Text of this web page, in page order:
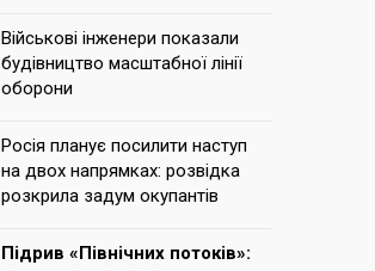
Військові інженери показали
будівництво масштабної лінії
оборони
Росія планує посилити наступ
на двох напрямках: розвідка
розкрила задум окупантів
Підрив «Північних потоків»: